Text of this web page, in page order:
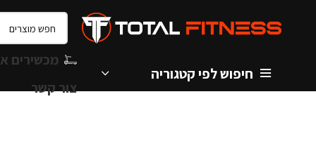
חיפוש לפי קטגוריה
מכשירים
צור קשר